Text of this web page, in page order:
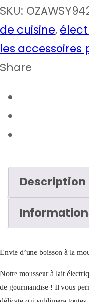
SKU:
de cuisine,
les accessoires
Share
Description
Envie d’une boisson à la
Notre mousseur à lait
de gourmandise ! Il vous